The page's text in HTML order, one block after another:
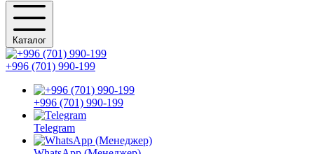
Каталог
+996 (701) 990-199
+996 (701) 990-199
Telegram